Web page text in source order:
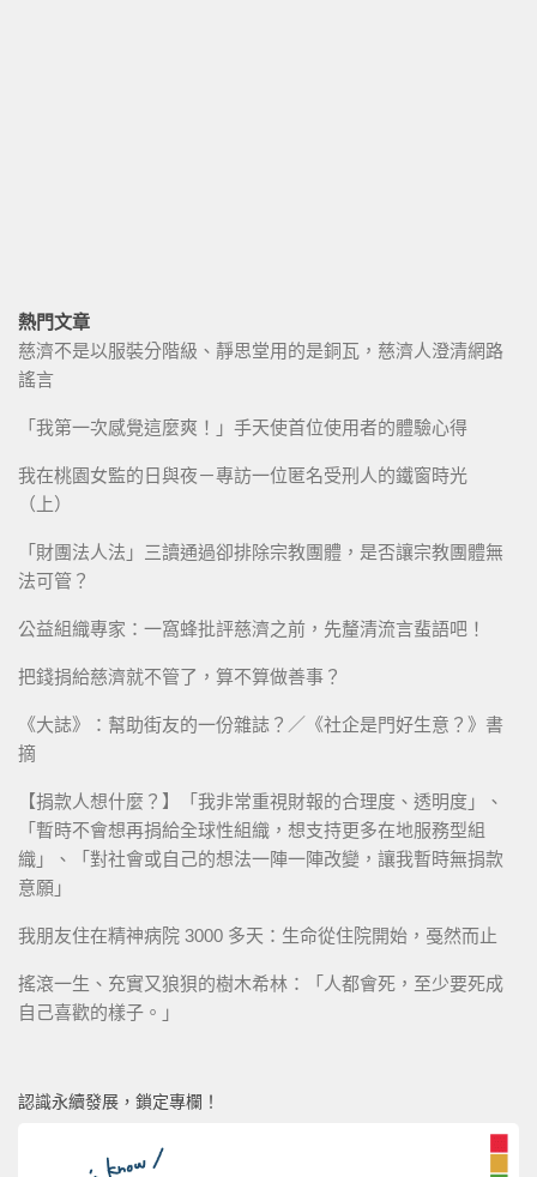
熱門文章
慈濟不是以服裝分階級、靜思堂用的是銅瓦，慈濟人澄清網路
謠言
「我第一次感覺這麼爽！」手天使首位使用者的體驗心得
我在桃園女監的日與夜－專訪一位匿名受刑人的鐵窗時光
（上）
「財團法人法」三讀通過卻排除宗教團體，是否讓宗教團體無
法可管？
公益組織專家：一窩蜂批評慈濟之前，先釐清流言蜚語吧！
把錢捐給慈濟就不管了，算不算做善事？
《大誌》：幫助街友的一份雜誌？／《社企是門好生意？》書
摘
【捐款人想什麼？】「我非常重視財報的合理度、透明度」、
「暫時不會想再捐給全球性組織，想支持更多在地服務型組
織」、「對社會或自己的想法一陣一陣改變，讓我暫時無捐款
意願」
我朋友住在精神病院 3000 多天：生命從住院開始，戞然而止
搖滾一生、充實又狼狽的樹木希林：「人都會死，至少要死成
自己喜歡的樣子。」
認識永續發展，鎖定專欄！